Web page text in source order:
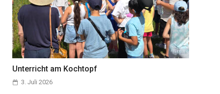
Unterricht am Kochtopf
3. Juli 2026